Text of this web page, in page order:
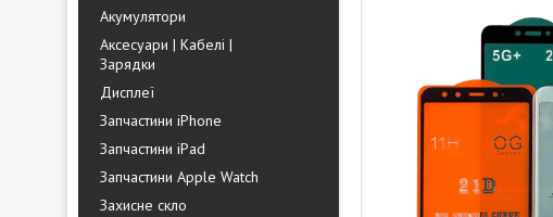
Акумулятори
Аксесуари | Кабелі |
Зарядки
Дисплеї
Запчастини iPhone
Запчастини iPad
Запчастини Apple Watch
Захисне скло